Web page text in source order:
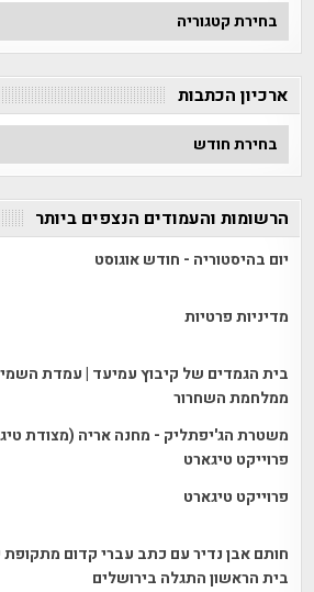
חפש
לפי
ארכיון הכתבות
ארכיון
הכתבות
הרשומות והעמודים הנצפים ביותר
יום בהיסטוריה - חודש אוגוסט
מדיניות פרטיות
בית הגמדים של קיבוץ עמיעד | עמדת
ממלחמת השחרור
משטרת הג'יפתליק - מחנה אריה (מצודת
פרוייקט טיגארט
פרוייקט טיגארט
חותם אבן נדיר עם כתב עברי קדום מתקופת
בית הראשון התגלה בירושלים